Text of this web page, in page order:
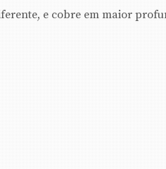
e cobre em maior